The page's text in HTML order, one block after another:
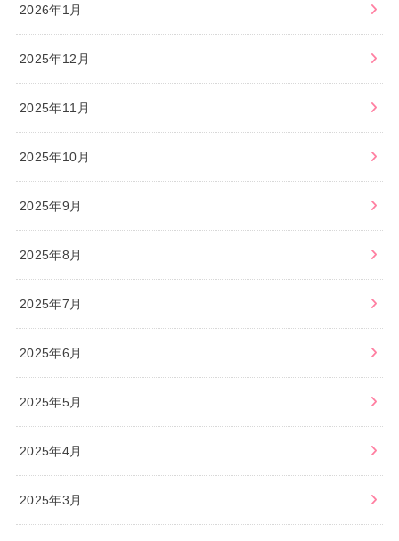
2026年1月
2025年12月
2025年11月
2025年10月
2025年9月
2025年8月
2025年7月
2025年6月
2025年5月
2025年4月
2025年3月